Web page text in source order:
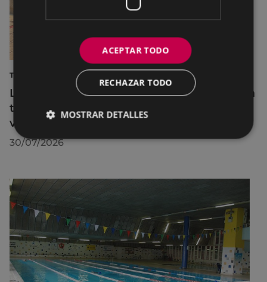
TURISMO
La diputada Azahara Domínguez destaca la
transformación turística de Eibar en su
visita a la localidad
30/07/2026
ACEPTAR TODO
RECHAZAR TODO
MOSTRAR DETALLES